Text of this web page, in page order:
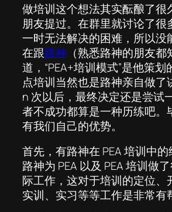
做培训这个想法其实酝酿了很
朋友提过。在群里就讨论了很
一时无法解决的困难，所以没
在跟路神 （熟悉路神的朋友都
道，“PEA+培训模式”是他策
点培训当然也是路神亲自做了
n 次以后，最终决定还是尝试
者不成功都算是一种历练吧。
有我们自己的优势。
首先，有路神在 PEA 培训中的
路神为 PEA 以及 PEA 培训做
际工作，这对于培训的定位、
实训、实习等等工作是非常有